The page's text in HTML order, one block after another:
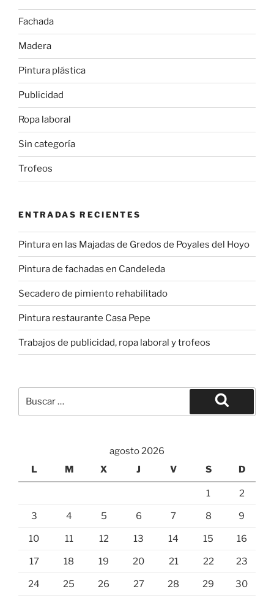
Fachada
Madera
Pintura plástica
Publicidad
Ropa laboral
Sin categoría
Trofeos
ENTRADAS RECIENTES
Pintura en las Majadas de Gredos de Poyales del Hoyo
Pintura de fachadas en Candeleda
Secadero de pimiento rehabilitado
Pintura restaurante Casa Pepe
Trabajos de publicidad, ropa laboral y trofeos
por:
Buscar
agosto 2026
L
M X J V S D
1 2
3 4 5 6 7 8 9
10 11 12 13 14 15 16
17 18 19 20 21 22 23
24 25 26 27 28 29 30